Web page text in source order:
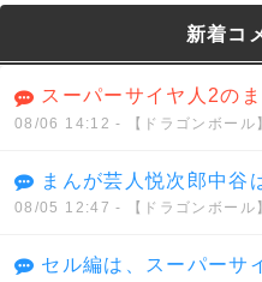
新着コ
スーパーサイヤ人2のまんが
08/06 14:12 - 【ドラゴンボール】超サイ
まんが芸人悦次郎中谷
08/05 12:47 - 【ドラゴンボール】超サ
セル編は、スーパーサ